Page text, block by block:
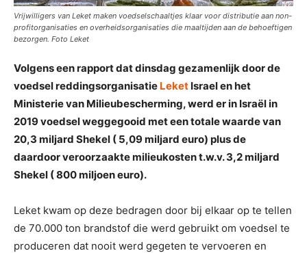
Vrijwilligers van Leket maken voedselschaaltjes klaar voor distributie aan non-
profitorganisaties en overheidsorganisaties die maaltijden aan de behoeftigen
bezorgen. Foto Leket
Volgens een rapport dat dinsdag gezamenlijk door de
voedsel reddingsorganisatie Leket Israel en het
Ministerie van Milieubescherming, werd er in Israël in
2019 voedsel weggegooid met een totale waarde van
20,3 miljard Shekel ( 5,09 miljard euro) plus de
daardoor veroorzaakte milieukosten t.w.v. 3,2 miljard
Shekel ( 800 miljoen euro).
Leket kwam op deze bedragen door bij elkaar op te tellen
de 70.000 ton brandstof die werd gebruikt om voedsel te
produceren dat nooit werd gegeten te vervoeren en